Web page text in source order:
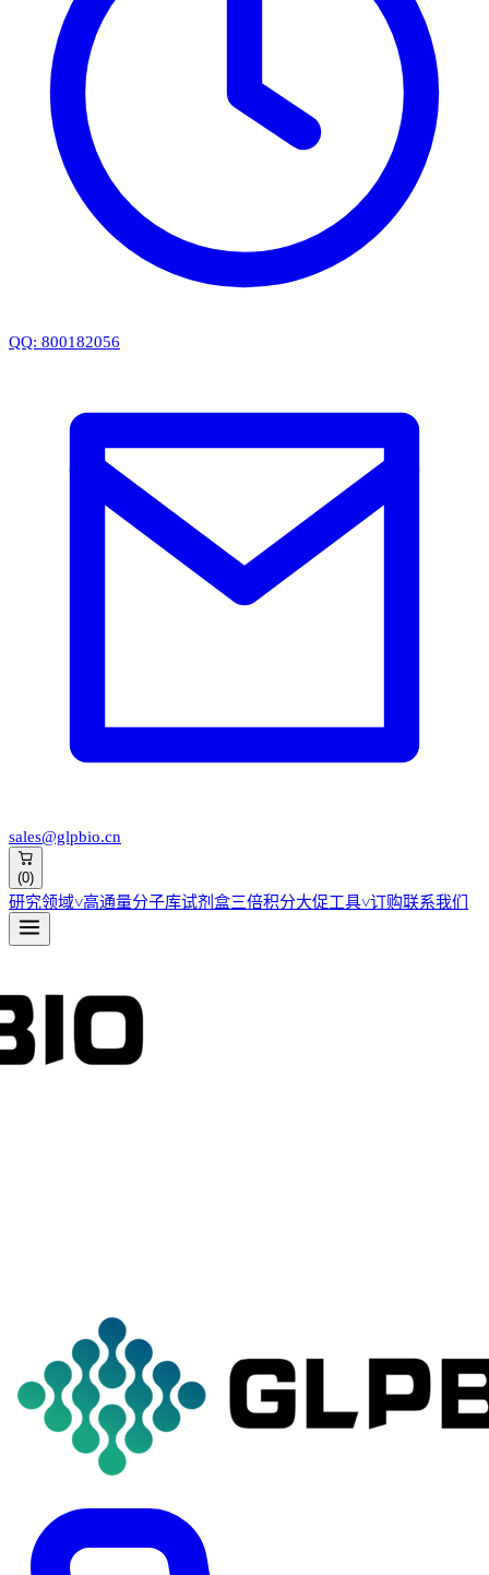
QQ: 800182056
sales@glpbio.cn
(0)
研究领域˅高通量分子库试剂盒三倍积分大促工具˅订购联系我们